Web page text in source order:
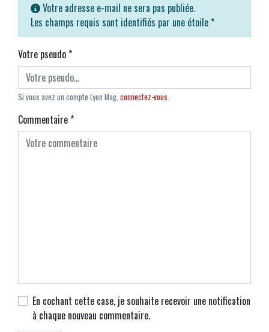
Votre adresse e-mail ne sera pas publiée.
Les champs requis sont identifiés par une étoile *
Votre pseudo*
Si vous avez un compte Lyon Mag, connectez-vous.
Commentaire*
En cochant cette case, je souhaite recevoir une notification
à chaque nouveau commentaire.